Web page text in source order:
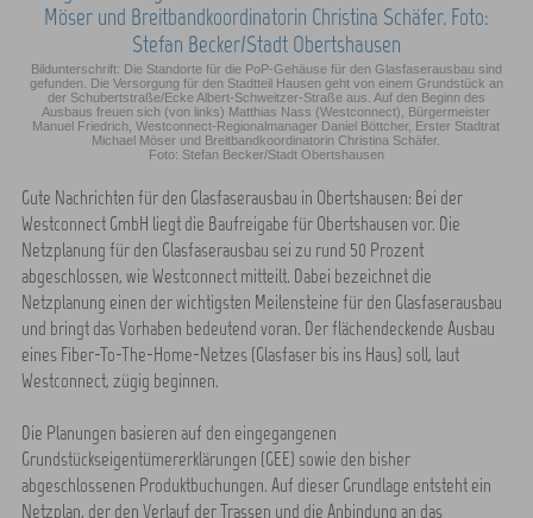
Bildunterschrift: Die Standorte für die PoP-Gehäuse für den Glasfaserausbau sind
gefunden. Die Versorgung für den Stadtteil Hausen geht von einem Grundstück an
der Schubertstraße/Ecke Albert-Schweitzer-Straße aus. Auf den Beginn des
Ausbaus freuen sich (von links) Matthias Nass (Westconnect), Bürgermeister
Manuel Friedrich, Westconnect-Regionalmanager Daniel Böttcher, Erster Stadtrat
Michael Möser und Breitbandkoordinatorin Christina Schäfer.
Foto: Stefan Becker/Stadt Obertshausen
Gute Nachrichten für den Glasfaserausbau in Obertshausen: Bei der
Westconnect GmbH liegt die Baufreigabe für Obertshausen vor. Die
Netzplanung für den Glasfaserausbau sei zu rund 50 Prozent
abgeschlossen, wie Westconnect mitteilt. Dabei bezeichnet die
Netzplanung einen der wichtigsten Meilensteine für den Glasfaserausbau
und bringt das Vorhaben bedeutend voran. Der flächendeckende Ausbau
eines Fiber-To-The-Home-Netzes (Glasfaser bis ins Haus) soll, laut
Westconnect, zügig beginnen.
Die Planungen basieren auf den eingegangenen
Grundstückseigentümererklärungen (GEE) sowie den bisher
abgeschlossenen Produktbuchungen. Auf dieser Grundlage entsteht ein
Netzplan, der den Verlauf der Trassen und die Anbindung an das